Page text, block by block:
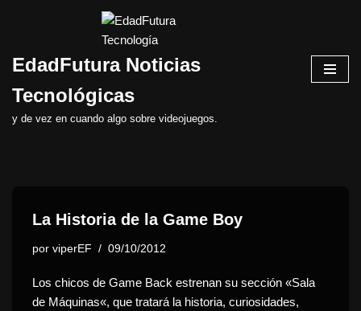
al
EdadFutura Noticias
Tecnológicas
y de vez en cuando algo sobre videojuegos.
La Historia de la Game Boy
por viperEF 09/10/2012
Los chicos de Game Back estrenan su sección «Sala
de Máquinas«, que tratará la historia, curiosidades,